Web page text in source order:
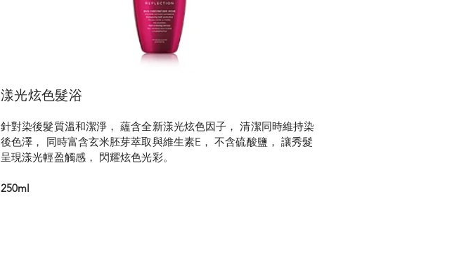
漾光炫色髮浴
針對染後髮質溫和潔淨， 蘊含全新漾光炫色因子， 清潔同時維持染
後色澤， 同時富含玄米胚芽萃取與維生素E， 不含硫酸鹽， 讓秀髮
呈現漾光輕盈觸感， 閃耀炫色光彩。
250ml